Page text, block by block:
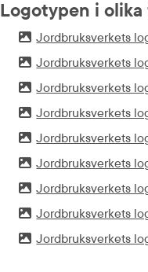
Logotypen i olika
Bild.
Jordbruksverkets
jpg, 156.5 kB.
Bild.
Jordbruksverkets
eps, 479.5 kB.
Bild.
Jordbruksverkets
jpg, 154.6 kB.
Bild.
Jordbruksverkets
eps, 416.2 kB.
Bild.
Jordbruksverkets
png, 6.4 kB.
Bild.
Jordbruksverkets
eps, 387.7 kB.
Bild.
Jordbruksverkets
jpg, 61.1 kB.
Bild.
Jordbruksverkets
jpg, 72.8 kB.
Bild.
Jordbruksverkets
jpg, 95.5 kB.